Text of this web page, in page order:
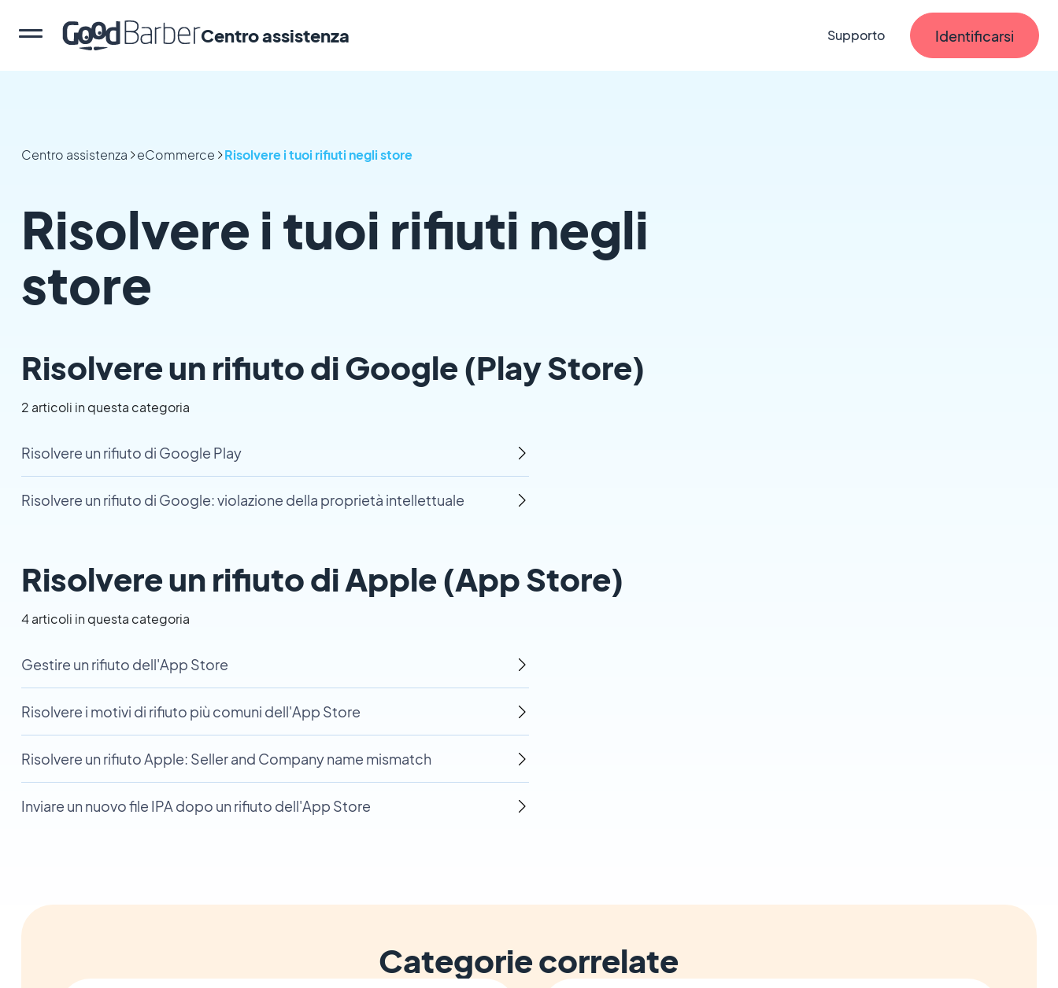
Centro assistenza Supporto Identificarsi
Centro assistenza eCommerce Risolvere i tuoi rifiuti negli store
Risolvere i tuoi rifiuti negli
store
Risolvere un rifiuto di Google (Play Store)
2 articoli in questa categoria
Risolvere un rifiuto di Google Play
Risolvere un rifiuto di Google: violazione della proprietà intellettuale
Risolvere un rifiuto di Apple (App Store)
4 articoli in questa categoria
Gestire un rifiuto dell'App Store
Risolvere i motivi di rifiuto più comuni dell'App Store
Risolvere un rifiuto Apple: Seller and Company name mismatch
Inviare un nuovo file IPA dopo un rifiuto dell'App Store
Categorie correlate